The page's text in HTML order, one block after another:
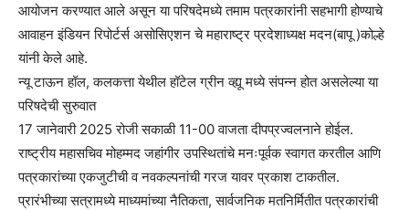
आयोजन करण्यात आले असून या परिषदेमध्ये तमाम पत्रकारांनी सहभागी होण्याचे
आवाहन इंडियन रिपोर्टर्स असोसिएशन चे महाराष्ट्र प्रदेशाध्यक्ष मदन(बापू )कोल्हे
यांनी केले आहे.
न्यू टाऊन हॉल, कलकत्ता येथील हॉटेल ग्रीन व्ह्यू मध्ये संपन्न होत असलेल्या या
परिषदेची सुरुवात
17 जानेवारी 2025 रोजी सकाळी 11-00 वाजता दीपप्रज्वलनाने होईल.
राष्ट्रीय महासचिव मोहम्मद जहांगीर उपस्थितांचे मनःपूर्वक स्वागत करतील आणि
पत्रकारांच्या एकजुटीची व नवकल्पनांची गरज यावर प्रकाश टाकतील.
प्रारंभीच्या सत्रामध्ये माध्यमांच्या नैतिकता, सार्वजनिक मतनिर्मितीत पत्रकारांची